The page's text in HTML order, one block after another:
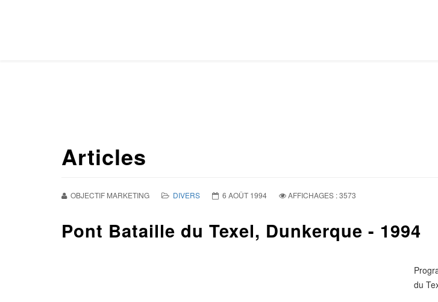
Articles
OBJECTIF MARKETING DIVERS 6 AOÛT 1994 AFFICHAGES : 3573
Pont Bataille du Texel, Dunkerque - 1994
du